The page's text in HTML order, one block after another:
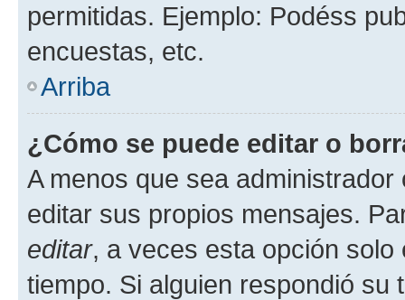
permitidas. Ejemplo: Podéss
encuestas, etc.
Arriba
¿Cómo se puede editar o
A menos que sea
editar sus propios mensajes.
editar, a veces esta opción
tiempo. Si alguien respondió